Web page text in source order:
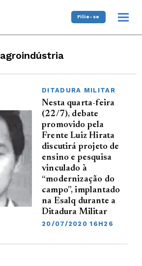
Filie-se
agroindústria
DITADURA MILITAR
Nesta quarta-feira
(22/7), debate
promovido pela
Frente Luiz Hirata
discutirá projeto de
ensino e pesquisa
vinculado à
“modernização do
campo”, implantado
na Esalq durante a
Ditadura Militar
20/07/2020 16H26